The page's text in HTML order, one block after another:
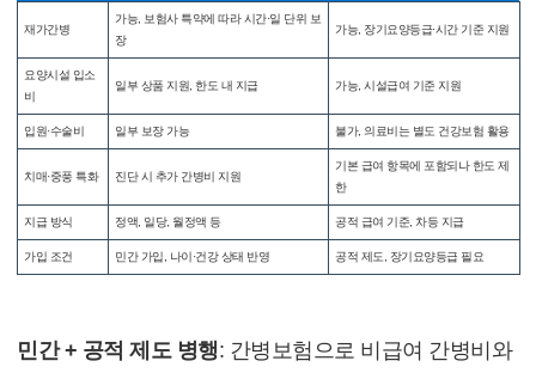
재가간병
가능, 보험사 특약에 따라 시간·일 단위 보
장
가능, 장기요양등급·시간 기준 지원
요양시설 입소
비
일부 상품 지원, 한도 내 지급 가능, 시설급여 기준 지원
입원·수술비 일부 보장 가능 불가, 의료비는 별도 건강보험 활용
치매·중풍 특화 진단 시 추가 간병비 지원
기본 급여 항목에 포함되나 한도 제
한
지급 방식 정액, 일당, 월정액 등 공적 급여 기준, 차등 지급
가입 조건 민간 가입, 나이·건강 상태 반영 공적 제도, 장기요양등급 필요
민간 + 공적 제도 병행: 간병보험으로 비급여 간병비와